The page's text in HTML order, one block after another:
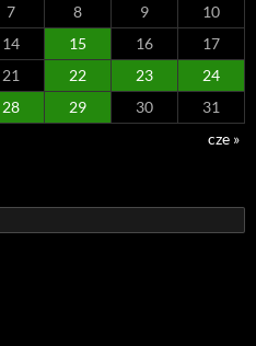
7 8 9
10
14 15 16
17
21 22 23
24
28 29 30
31
cze »